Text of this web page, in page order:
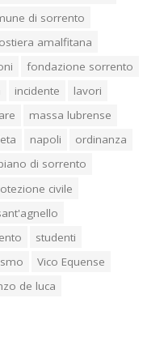
di sorrento
amalfitana
fondazione sorrento
incidente
lavori
massa lubrense
napoli
ordinanza
di sorrento
civile
studenti
Vico Equense
de luca